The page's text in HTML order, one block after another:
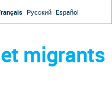
Русский Español
migrants